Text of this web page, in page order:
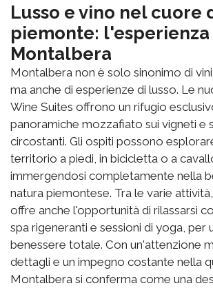
Lusso e vino nel cuore
piemonte: l'esperienza
Montalbera
Montalbera non è solo sinonimo di vini
ma anche di esperienze di lusso. Le
Wine Suites offrono un rifugio
panoramiche mozzafiato sui vigneti e
circostanti. Gli ospiti possono
territorio a piedi, in bicicletta o a
immergendosi completamente nella
natura piemontese. Tra le varie
offre anche l'opportunità di rilassarsi
spa rigeneranti e sessioni di yoga, per
benessere totale. Con un'attenzione
dettagli e un impegno costante nella
Montalbera si conferma come una